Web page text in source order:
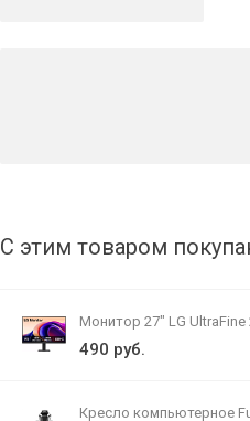
С этим товаром
Монитор 27" LG UltraFine
490 руб.
Кресло компьютерное